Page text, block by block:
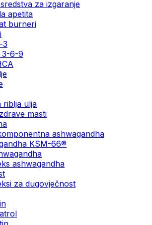
za izgaranje
apetita
burneri
3
3-6-9
riblja ulja
masti
ashwagandha
KSM-66®
ashwagandha
za dugovječnost